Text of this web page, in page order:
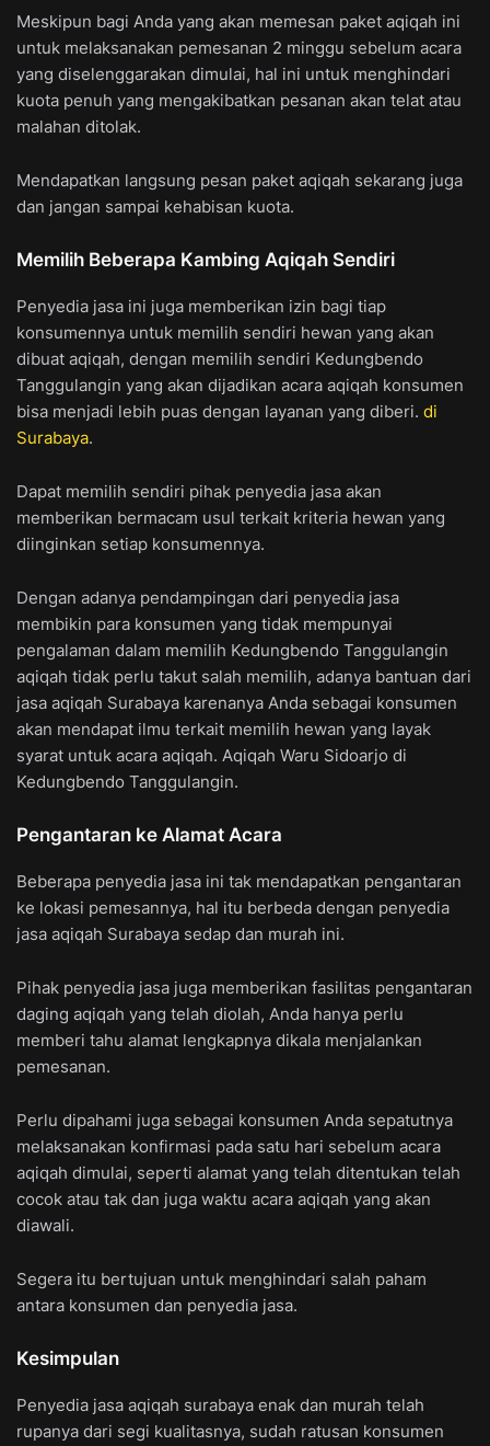
Meskipun bagi Anda yang akan memesan paket aqiqah ini
untuk melaksanakan pemesanan 2 minggu sebelum acara
yang diselenggarakan dimulai, hal ini untuk menghindari
kuota penuh yang mengakibatkan pesanan akan telat atau
malahan ditolak.
Mendapatkan langsung pesan paket aqiqah sekarang juga
dan jangan sampai kehabisan kuota.
Memilih Beberapa Kambing Aqiqah Sendiri
Penyedia jasa ini juga memberikan izin bagi tiap
konsumennya untuk memilih sendiri hewan yang akan
dibuat aqiqah, dengan memilih sendiri Kedungbendo
Tanggulangin yang akan dijadikan acara aqiqah konsumen
bisa menjadi lebih puas dengan layanan yang diberi. di
Surabaya.
Dapat memilih sendiri pihak penyedia jasa akan
memberikan bermacam usul terkait kriteria hewan yang
diinginkan setiap konsumennya.
Dengan adanya pendampingan dari penyedia jasa
membikin para konsumen yang tidak mempunyai
pengalaman dalam memilih Kedungbendo Tanggulangin
aqiqah tidak perlu takut salah memilih, adanya bantuan dari
jasa aqiqah Surabaya karenanya Anda sebagai konsumen
akan mendapat ilmu terkait memilih hewan yang layak
syarat untuk acara aqiqah. Aqiqah Waru Sidoarjo di
Kedungbendo Tanggulangin.
Pengantaran ke Alamat Acara
Beberapa penyedia jasa ini tak mendapatkan pengantaran
ke lokasi pemesannya, hal itu berbeda dengan penyedia
jasa aqiqah Surabaya sedap dan murah ini.
Pihak penyedia jasa juga memberikan fasilitas pengantaran
daging aqiqah yang telah diolah, Anda hanya perlu
memberi tahu alamat lengkapnya dikala menjalankan
pemesanan.
Perlu dipahami juga sebagai konsumen Anda sepatutnya
melaksanakan konfirmasi pada satu hari sebelum acara
aqiqah dimulai, seperti alamat yang telah ditentukan telah
cocok atau tak dan juga waktu acara aqiqah yang akan
diawali.
Segera itu bertujuan untuk menghindari salah paham
antara konsumen dan penyedia jasa.
Kesimpulan
Penyedia jasa aqiqah surabaya enak dan murah telah
rupanya dari segi kualitasnya, sudah ratusan konsumen